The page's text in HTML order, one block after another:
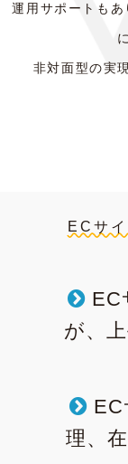
運用サポートも
非対面型の実
ECサ
EC
が、
EC
理、